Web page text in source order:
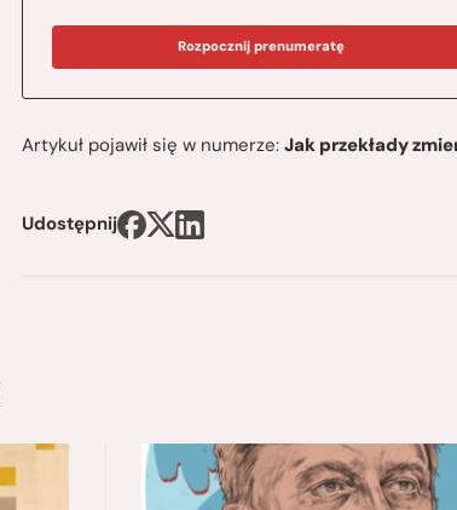
Rozpocznij prenumeratę
Artykuł pojawił się w numerze:Jak przekłady
Udostępnij